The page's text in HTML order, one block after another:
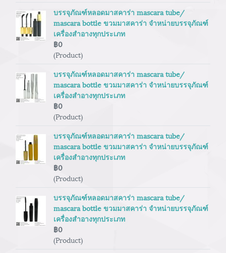
บรรจุภัณฑ์หลอดมาสคาร่า mascara tube/
mascara bottle ขวมมาสคาร่า จำหน่ายบรรจุภัณฑ์
เครื่องสำอางทุกประเภท
฿0
(Product)
บรรจุภัณฑ์หลอดมาสคาร่า mascara tube/
mascara bottle ขวมมาสคาร่า จำหน่ายบรรจุภัณฑ์
เครื่องสำอางทุกประเภท
฿0
(Product)
บรรจุภัณฑ์หลอดมาสคาร่า mascara tube/
mascara bottle ขวมมาสคาร่า จำหน่ายบรรจุภัณฑ์
เครื่องสำอางทุกประเภท
฿0
(Product)
บรรจุภัณฑ์หลอดมาสคาร่า mascara tube/
mascara bottle ขวมมาสคาร่า จำหน่ายบรรจุภัณฑ์
เครื่องสำอางทุกประเภท
฿0
(Product)